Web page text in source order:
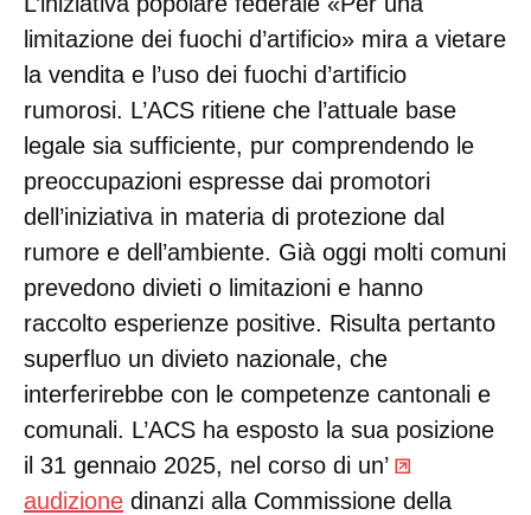
limitazione dei fuochi d’artificio» mira a vietare
la vendita e l’uso dei fuochi d’artificio
rumorosi. L’ACS ritiene che l’attuale base
legale sia sufficiente, pur comprendendo le
preoccupazioni espresse dai promotori
dell’iniziativa in materia di protezione dal
rumore e dell’ambiente. Già oggi molti comuni
prevedono divieti o limitazioni e hanno
raccolto esperienze positive. Risulta pertanto
superfluo un divieto nazionale, che
interferirebbe con le competenze cantonali e
comunali. L’ACS ha esposto la sua posizione
il 31 gennaio 2025, nel corso di un’
audizione dinanzi alla Commissione della